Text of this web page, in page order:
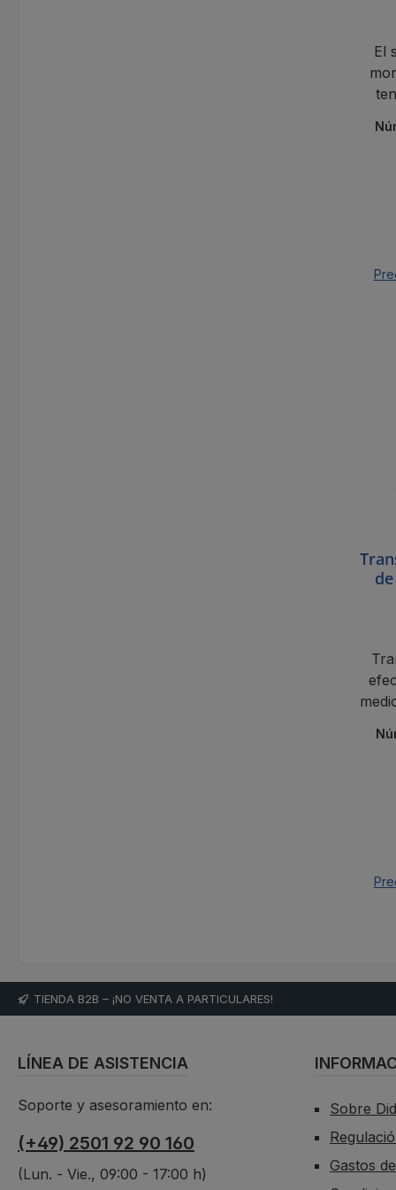
El
se
0–5
una
100
y
TIENDA B2B – ¡NO VENTA A PARTICULARES!
LÍNEA DE ASISTENCIA
Soporte y asesoramiento en:
(+49) 2501 92 90 160
(Lun. - Vie., 09:00 - 17:00 h)
Sobre
Gastos